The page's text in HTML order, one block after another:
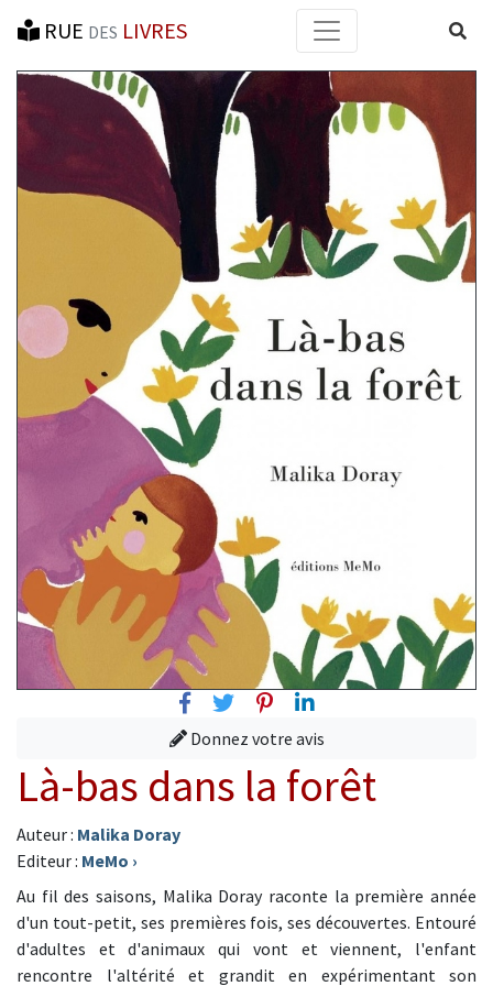
RUE DES LIVRES
FacebookTwitterPinterest
Linkedin
Donnez votre avis
Là-bas dans la forêt
Auteur : Malika Doray
Editeur : MeMo ›
Au fil des saisons, Malika Doray raconte la première année
d'un tout-petit, ses premières fois, ses découvertes. Entouré
d'adultes et d'animaux qui vont et viennent, l'enfant
rencontre l'altérité et grandit en expérimentant son